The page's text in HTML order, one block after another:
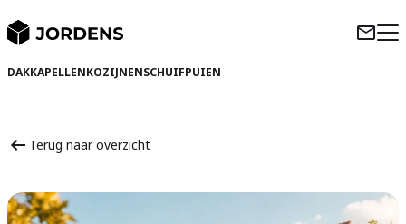
DAKKAPELLENKOZIJNENSCHUIFPUIEN
Terug naar overzicht